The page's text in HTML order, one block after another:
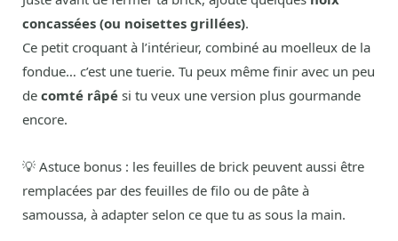
concassées (ou noisettes grillées).
Ce petit croquant à l’intérieur, combiné au moelleux de la
fondue… c’est une tuerie. Tu peux même finir avec un peu
de comté râpé si tu veux une version plus gourmande
encore.
💡 Astuce bonus : les feuilles de brick peuvent aussi être
remplacées par des feuilles de filo ou de pâte à
samoussa, à adapter selon ce que tu as sous la main.